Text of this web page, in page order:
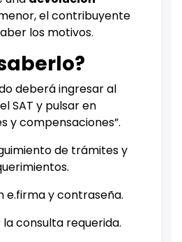
el contribuyente
los motivos.
deberá ingresar al
SAT y pulsar en
y compensaciones”.
de trámites y
e.firma y contraseña.
consulta requerida.